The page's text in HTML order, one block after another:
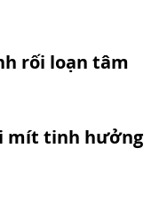
rối loạn tâm
mít tinh hưởng